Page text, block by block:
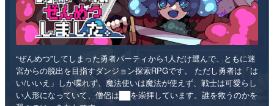
“ぜんめつ”してしまった勇者パーティから1人だけ選んで、ともに迷
宮からの脱出を目指すダンジョン探索RPGです。 ただし勇者は「は
い/いいえ」しか喋れず、魔法使いは魔法が使えず、戦士は可愛らし
い人形になっていて、僧侶は██を崇拝しています。誰を救うのかを